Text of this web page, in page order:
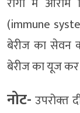
(immune
बेरीज का सेवन
बेरीज का यूज
नोट- उपरोक्‍त